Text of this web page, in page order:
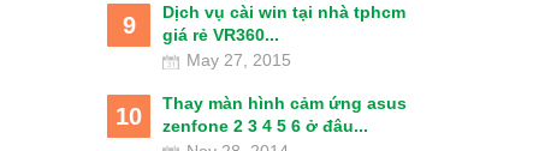
9
Dịch vụ cài win tại nhà tphcm
giá rẻ VR360...
May 27, 2015
10
Thay màn hình cảm ứng asus
zenfone 2 3 4 5 6 ở đâu...